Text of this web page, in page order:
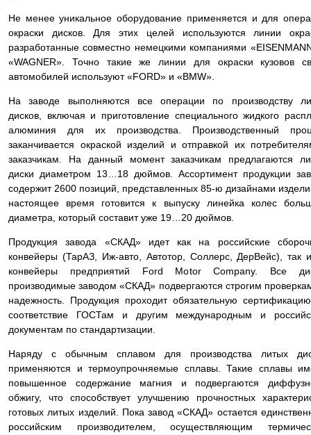
Не менее уникальное оборудование применяется и для
окраски дисков. Для этих целей используются линии
разработанные совместно немецкими компаниями
«WAGNER». Точно такие же линии для окраски кузовов
автомобилей используют «FORD» и «BMW».
На заводе выполняются все операции по производству
дисков, включая и приготовление специального жидкого
алюминия для их производства. Производственный
заканчивается окраской изделий и отправкой их
заказчикам. На данный момент заказчикам предлагаются
диски диаметром 13…18 дюймов. Ассортимент продукции
содержит 2600 позиций, представленных 85-ю дизайнами
настоящее время готовится к выпуску линейка колес
диаметра, который составит уже 19…20 дюймов.
Продукция завода «СКАД» идет как на российские
конвейеры (ТарАЗ, Иж-авто, Автотор, Соллерс, ДерВейс), так
конвейеры предприятий Ford Motor Company. Все
производимые заводом «СКАД» подвергаются строгим
надежность. Продукция проходит обязательную
соответствие ГОСТам и другим международным и
документам по стандартизации.
Наряду с обычным сплавом для производства литых
применяются и термоупрочняемые сплавы. Такие сплавы
повышенное содержание магния и подвергаются
обжигу, что способствует улучшению прочностных
готовых литых изделий. Пока завод «СКАД» остается
российским производителем, осуществляющим